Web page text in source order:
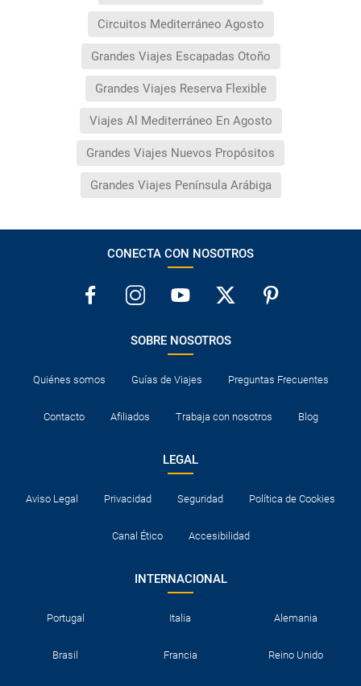
Circuitos Mediterráneo Agosto
Grandes Viajes Escapadas Otoño
Grandes Viajes Reserva Flexible
Viajes Al Mediterráneo En Agosto
Grandes Viajes Nuevos Propósitos
Grandes Viajes Península Arábiga
CONECTA CON NOSOTROS
SOBRE NOSOTROS
Quiénes somos Guías de Viajes Preguntas Frecuentes
Contacto Afiliados Trabaja con nosotros Blog
LEGAL
Aviso Legal Privacidad Seguridad Política de Cookies
Canal Ético Accesibilidad
INTERNACIONAL
Portugal Italia Alemania
Brasil Francia Reino Unido